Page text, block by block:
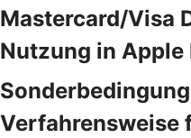
Mastercard/Visa
Nutzung in Apple
Verfahrensweise